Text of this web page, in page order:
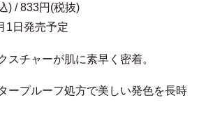
) / 833円(税抜)
1日発売予定
スチャーが肌に素早く密着。
ープルーフ処方で美しい発色を長時